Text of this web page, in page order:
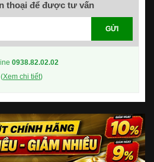
thoại để được tư vấn
GỬI
0938.82.02.02
Xem chi tiết)